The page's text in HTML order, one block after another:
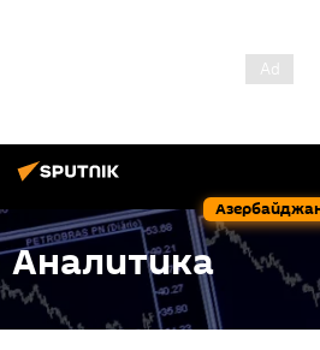
Аналитика